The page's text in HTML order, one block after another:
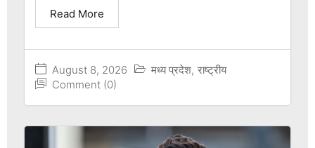
August 8, 2026 मध्य प्रदेश, राष्ट्रीय
Comment (0)
Read More